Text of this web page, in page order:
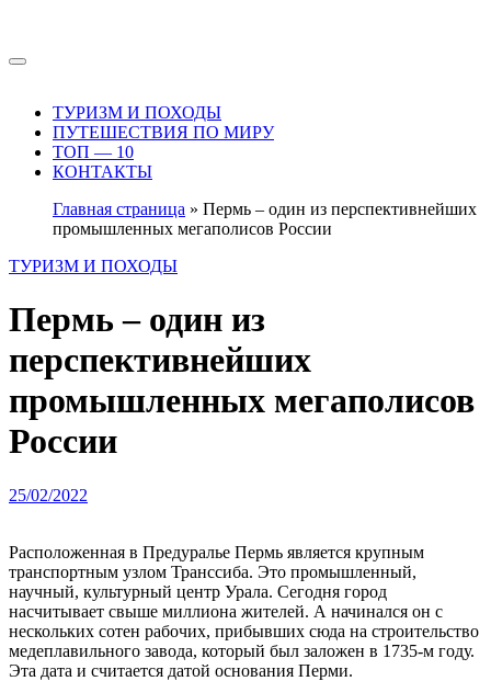
содержимому
ТУРИЗМ И ПОХОДЫ
ПУТЕШЕСТВИЯ ПО МИРУ
ТОП — 10
КОНТАКТЫ
Главная страница » Пермь – один из перспективнейших
промышленных мегаполисов России
ТУРИЗМ И ПОХОДЫ
Пермь – один из
перспективнейших
промышленных мегаполисов
России
25/02/2022
Расположенная в Предуралье Пермь является крупным
транспортным узлом Транссиба. Это промышленный,
научный, культурный центр Урала. Сегодня город
насчитывает свыше миллиона жителей. А начинался он с
нескольких сотен рабочих, прибывших сюда на строительство
медеплавильного завода, который был заложен в 1735-м году.
Эта дата и считается датой основания Перми.